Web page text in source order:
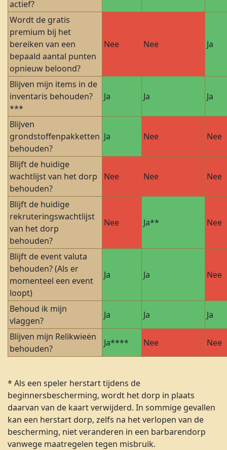
actief?
Wordt de gratis
premium bij het
bereiken van een
bepaald aantal punten
opnieuw beloond?
Nee Nee Ja
Blijven mijn items in de
inventaris behouden?
***
Ja Ja Ja
Blijven
grondstoffenpakketten
behouden?
Ja Nee Nee
Blijft de huidige
wachtlijst van het dorp
behouden?
Nee Nee Nee
Blijft de huidige
rekruteringswachtlijst
van het dorp
behouden?
Nee Ja** Nee
Blijft de event valuta
behouden? (Als er
momenteel een event
loopt)
Ja Ja Nee
Behoud ik mijn
vlaggen?
Ja Ja
Ja
Blijven mijn Relikwieën
behouden?
Ja**** Nee Nee
* Als een speler herstart tijdens de
beginnersbescherming, wordt het dorp in plaats
daarvan van de kaart verwijderd. In sommige gevallen
kan een herstart dorp, zelfs na het verlopen van de
bescherming, niet veranderen in een barbarendorp
vanwege maatregelen tegen misbruik.